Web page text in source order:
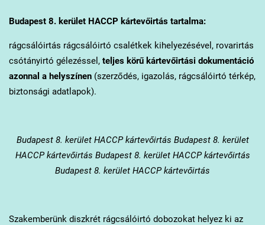
Budapest 8. kerületHACCP kártevőirtás tartalma:
rágcsálóirtás rágcsálóirtó csalétkek kihelyezésével, rovarirtás
csótányirtó gélezéssel, teljes körű kártevőirtási dokumentáció
azonnal a helyszínen(szerződés, igazolás, rágcsálóirtó térkép,
biztonsági adatlapok).
Budapest 8. kerületHACCP kártevőirtás Budapest 8. kerület
HACCP kártevőirtás Budapest 8. kerület HACCP kártevőirtás
Budapest 8. kerület HACCP kártevőirtás
Szakemberünk diszkrét rágcsálóirtó dobozokat helyez ki az